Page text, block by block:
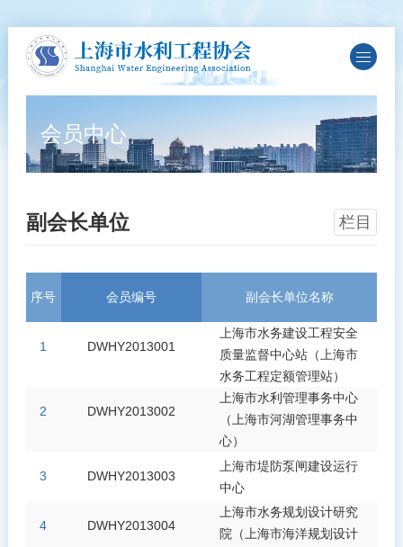
首页
关于协会
会员中心
党的建设
会员中心
副会长单位 栏目
序号 会员编号 副会长单位名称
1 DWHY2013001
上海市水务建设工程安全
质量监督中心站（上海市
水务工程定额管理站）
2 DWHY2013002
上海市水利管理事务中心
（上海市河湖管理事务中
心）
3 DWHY2013003
上海市堤防泵闸建设运行
中心
4 DWHY2013004
上海市水务规划设计研究
院（上海市海洋规划设计